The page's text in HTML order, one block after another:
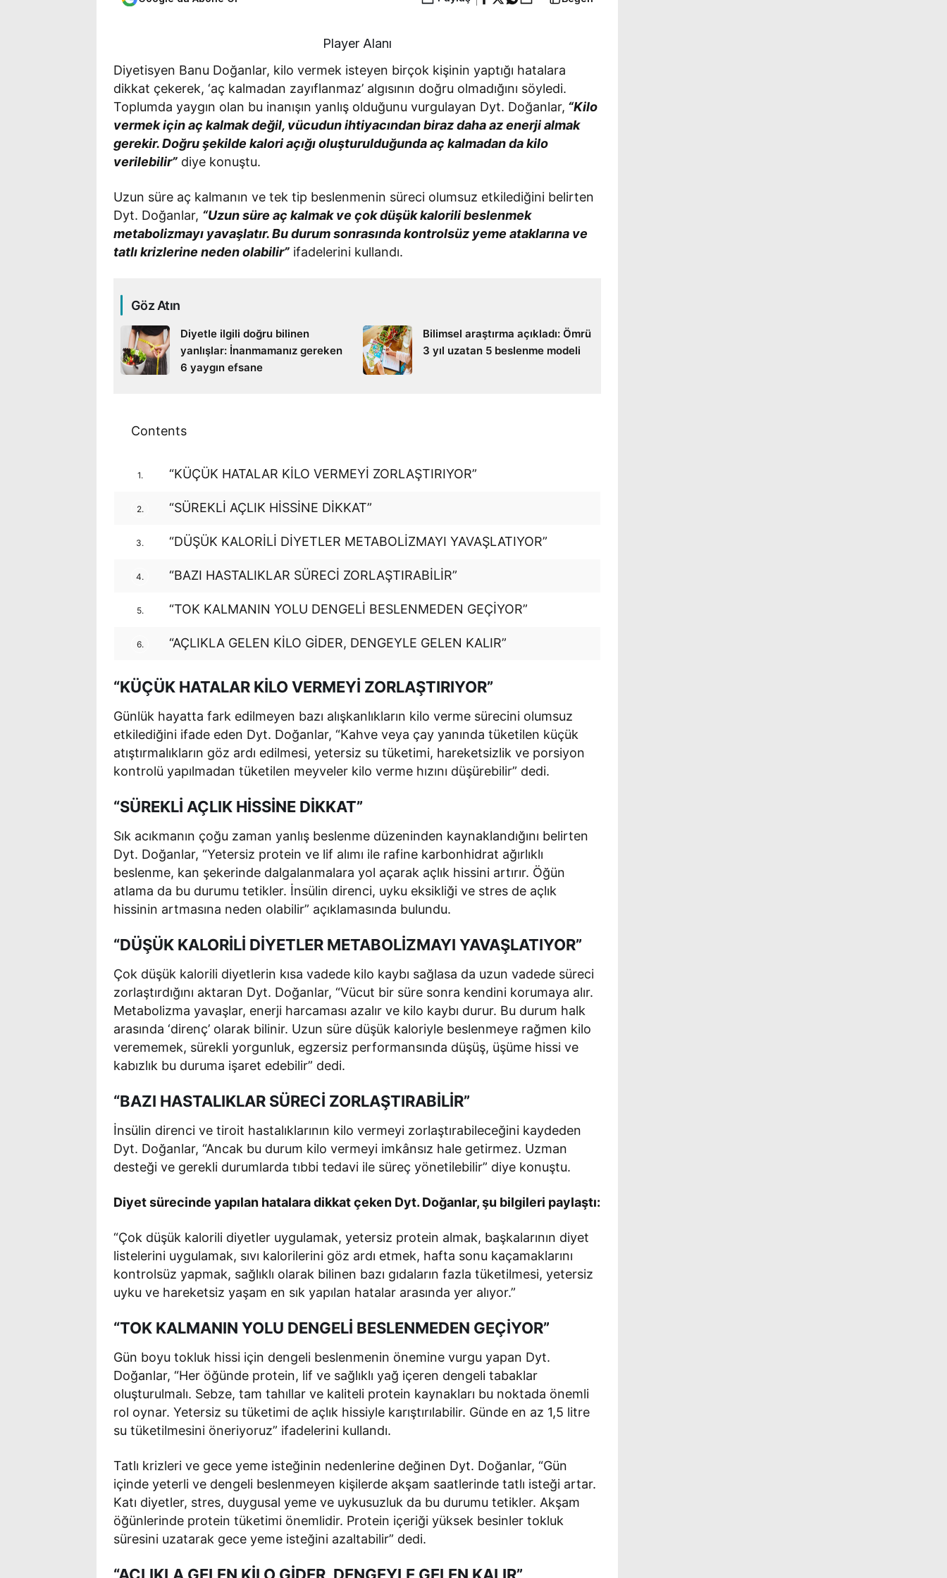
Player Alanı
Diyetisyen Banu Doğanlar, kilo vermek isteyen birçok kişinin yaptığı hatalara
dikkat çekerek, ‘aç kalmadan zayıflanmaz’ algısının doğru olmadığını söyledi.
Toplumda yaygın olan bu inanışın yanlış olduğunu vurgulayan Dyt. Doğanlar, “Kilo
vermek için aç kalmak değil, vücudun ihtiyacından biraz daha az enerji almak
gerekir. Doğru şekilde kalori açığı oluşturulduğunda aç kalmadan da kilo
verilebilir” diye konuştu.
Uzun süre aç kalmanın ve tek tip beslenmenin süreci olumsuz etkilediğini belirten
Dyt. Doğanlar, “Uzun süre aç kalmak ve çok düşük kalorili beslenmek
metabolizmayı yavaşlatır. Bu durum sonrasında kontrolsüz yeme ataklarına ve
tatlı krizlerine neden olabilir” ifadelerini kullandı.
Göz Atın
Diyetle ilgili doğru bilinen
yanlışlar: İnanmamanız gereken
6 yaygın efsane
Bilimsel araştırma açıkladı: Ömrü
3 yıl uzatan 5 beslenme modeli
Contents
1. “KÜÇÜK HATALAR KİLO VERMEYİ ZORLAŞTIRIYOR”
2. “SÜREKLİ AÇLIK HİSSİNE DİKKAT”
3. “DÜŞÜK KALORİLİ DİYETLER METABOLİZMAYI YAVAŞLATIYOR”
4. “BAZI HASTALIKLAR SÜRECİ ZORLAŞTIRABİLİR”
5. “TOK KALMANIN YOLU DENGELİ BESLENMEDEN GEÇİYOR”
6. “AÇLIKLA GELEN KİLO GİDER, DENGEYLE GELEN KALIR”
“KÜÇÜK HATALAR KİLO VERMEYİ ZORLAŞTIRIYOR”
Günlük hayatta fark edilmeyen bazı alışkanlıkların kilo verme sürecini olumsuz
etkilediğini ifade eden Dyt. Doğanlar, “Kahve veya çay yanında tüketilen küçük
atıştırmalıkların göz ardı edilmesi, yetersiz su tüketimi, hareketsizlik ve porsiyon
kontrolü yapılmadan tüketilen meyveler kilo verme hızını düşürebilir” dedi.
“SÜREKLİ AÇLIK HİSSİNE DİKKAT”
Sık acıkmanın çoğu zaman yanlış beslenme düzeninden kaynaklandığını belirten
Dyt. Doğanlar, “Yetersiz protein ve lif alımı ile rafine karbonhidrat ağırlıklı
beslenme, kan şekerinde dalgalanmalara yol açarak açlık hissini artırır. Öğün
atlama da bu durumu tetikler. İnsülin direnci, uyku eksikliği ve stres de açlık
hissinin artmasına neden olabilir” açıklamasında bulundu.
“DÜŞÜK KALORİLİ DİYETLER METABOLİZMAYI YAVAŞLATIYOR”
Çok düşük kalorili diyetlerin kısa vadede kilo kaybı sağlasa da uzun vadede süreci
zorlaştırdığını aktaran Dyt. Doğanlar, “Vücut bir süre sonra kendini korumaya alır.
Metabolizma yavaşlar, enerji harcaması azalır ve kilo kaybı durur. Bu durum halk
arasında ‘direnç’ olarak bilinir. Uzun süre düşük kaloriyle beslenmeye rağmen kilo
verememek, sürekli yorgunluk, egzersiz performansında düşüş, üşüme hissi ve
kabızlık bu duruma işaret edebilir” dedi.
“BAZI HASTALIKLAR SÜRECİ ZORLAŞTIRABİLİR”
İnsülin direnci ve tiroit hastalıklarının kilo vermeyi zorlaştırabileceğini kaydeden
Dyt. Doğanlar, “Ancak bu durum kilo vermeyi imkânsız hale getirmez. Uzman
desteği ve gerekli durumlarda tıbbi tedavi ile süreç yönetilebilir” diye konuştu.
Diyet sürecinde yapılan hatalara dikkat çeken Dyt. Doğanlar, şu bilgileri paylaştı:
“Çok düşük kalorili diyetler uygulamak, yetersiz protein almak, başkalarının diyet
listelerini uygulamak, sıvı kalorilerini göz ardı etmek, hafta sonu kaçamaklarını
kontrolsüz yapmak, sağlıklı olarak bilinen bazı gıdaların fazla tüketilmesi, yetersiz
uyku ve hareketsiz yaşam en sık yapılan hatalar arasında yer alıyor.”
“TOK KALMANIN YOLU DENGELİ BESLENMEDEN GEÇİYOR”
Gün boyu tokluk hissi için dengeli beslenmenin önemine vurgu yapan Dyt.
Doğanlar, “Her öğünde protein, lif ve sağlıklı yağ içeren dengeli tabaklar
oluşturulmalı. Sebze, tam tahıllar ve kaliteli protein kaynakları bu noktada önemli
rol oynar. Yetersiz su tüketimi de açlık hissiyle karıştırılabilir. Günde en az 1,5 litre
su tüketilmesini öneriyoruz” ifadelerini kullandı.
Tatlı krizleri ve gece yeme isteğinin nedenlerine değinen Dyt. Doğanlar, “Gün
içinde yeterli ve dengeli beslenmeyen kişilerde akşam saatlerinde tatlı isteği artar.
Katı diyetler, stres, duygusal yeme ve uykusuzluk da bu durumu tetikler. Akşam
öğünlerinde protein tüketimi önemlidir. Protein içeriği yüksek besinler tokluk
süresini uzatarak gece yeme isteğini azaltabilir” dedi.
“AÇLIKLA GELEN KİLO GİDER, DENGEYLE GELEN KALIR”